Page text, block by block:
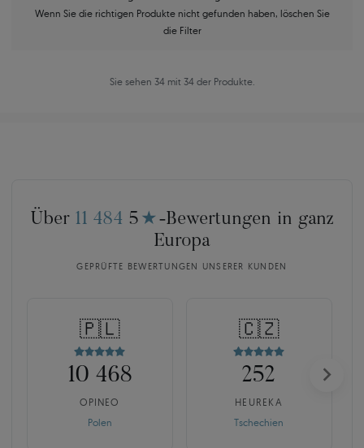
Wenn Sie die richtigen Produkte nicht gefunden haben, löschen Sie
die Filter
Sie sehen 34 mit 34 der Produkte.
Über 11 484 5 ★ -Bewertungen in ganz
Europa
GEPRÜFTE BEWERTUNGEN UNSERER KUNDEN
🇵🇱
10 468
OPINEO
Polen
🇨🇿
252
HEUREKA
Tschechien